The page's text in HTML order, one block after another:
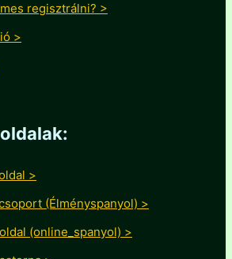
regisztrálni? >
>
>
(Élményspanyol) >
(online_spanyol) >